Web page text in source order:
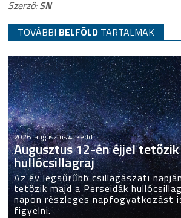
Szerző:SN
TOVÁBBI BELFÖLD TARTALMAK
2026. augusztus 4. kedd
Augusztus 12-én éjjel
hullócsillagraj
Az év legsűrűbb csillagászati
tetőzik majd a Perseidák
napon részleges napfogyatkozást
figyelni.